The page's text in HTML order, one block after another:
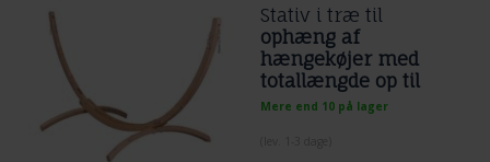
Stativ i træ til
ophæng af
hængekøjer med
totallængde op til
350 cm
Mere end 10 på lager